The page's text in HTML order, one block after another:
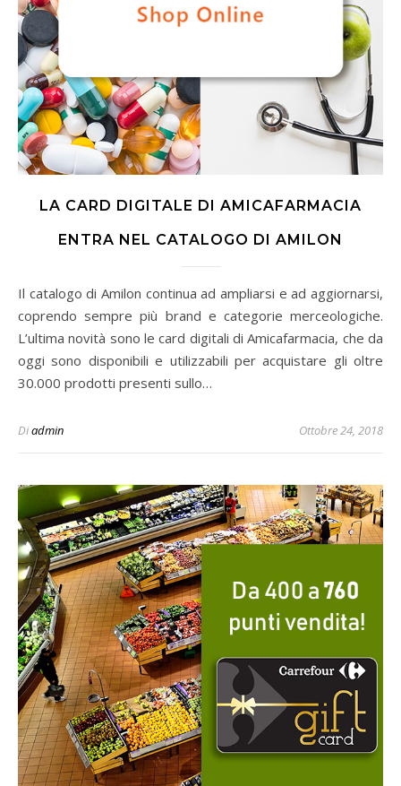
LA CARD DIGITALE DI AMICAFARMACIA
ENTRA NEL CATALOGO DI AMILON
Il catalogo di Amilon continua ad ampliarsi e ad aggiornarsi,
coprendo sempre più brand e categorie merceologiche.
L’ultima novità sono le card digitali di Amicafarmacia, che da
oggi sono disponibili e utilizzabili per acquistare gli oltre
30.000 prodotti presenti sullo…
Diadmin Ottobre 24, 2018